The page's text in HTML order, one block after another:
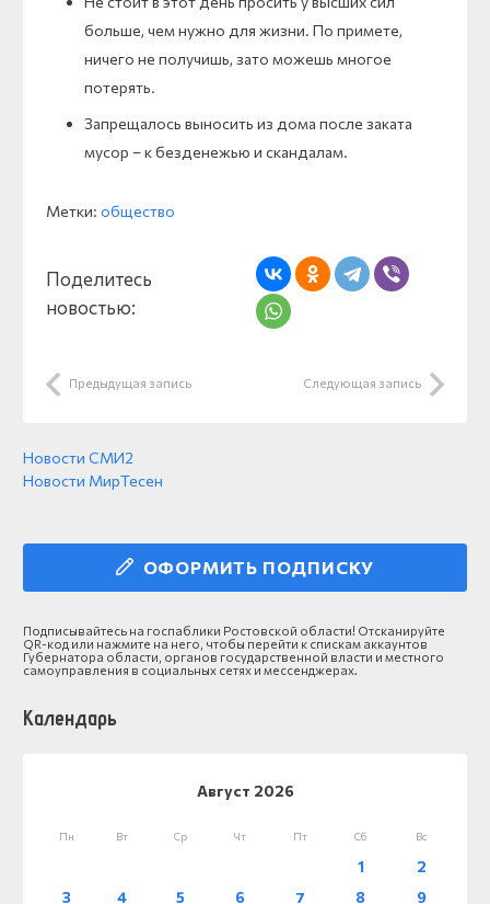
больше, чем нужно для жизни. По примете,
ничего не получишь, зато можешь многое
потерять.
Запрещалось выносить из дома после заката
мусор – к безденежью и скандалам.
Метки: общество
Поделитесь
новостью:
Предыдущая запись Следующая запись
Новости СМИ2
Новости МирТесен
ОФОРМИТЬ ПОДПИСКУ
Подписывайтесь на госпаблики Ростовской области! Отсканируйте
QR-код или нажмите на него, чтобы перейти к спискам аккаунтов
Губернатора области, органов государственной власти и местного
самоуправления в социальных сетях и мессенджерах.
Календарь
Август 2026
Пн Вт Ср Чт Пт Сб Вс
1
2
3
4 5 6 7 8
9